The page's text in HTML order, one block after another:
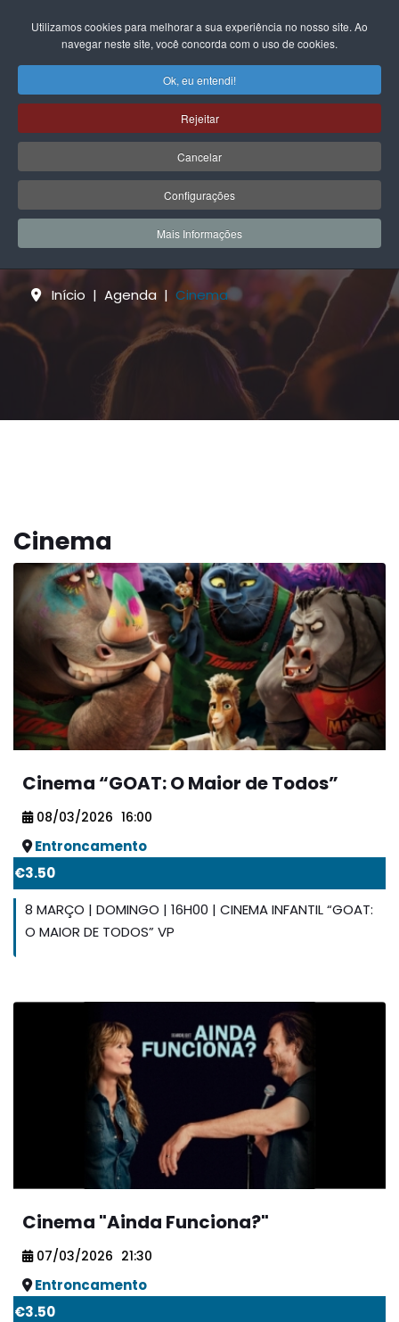
FR ES
Agenda
Início Agenda Cinema
Cinema
Cinema “GOAT: O Maior de Todos”
08/03/2026 16:00
Entroncamento
€3.50
8 MARÇO | DOMINGO | 16H00 | CINEMA INFANTIL “GOAT:
O MAIOR DE TODOS” VP
Cinema "Ainda Funciona?"
07/03/2026 21:30
Entroncamento
€3.50
Utilizamos cookies para melhorar a sua experiência no nosso site. Ao
navegar neste site, você concorda com o uso de cookies.
Ok, eu entendi!
Rejeitar
Cancelar
Configurações
Mais Informações